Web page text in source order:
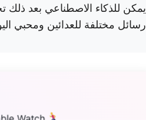
يمكن للذكاء الاصطناعي بعد
رسائل مختلفة للعدائين ومحبي